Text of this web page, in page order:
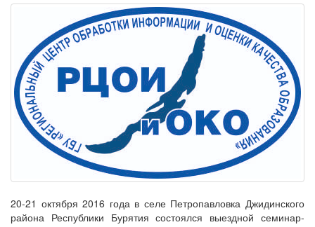
20-21 октября 2016 года в селе Петропавловка Джидинского
района Республики Бурятия состоялся выездной семинар-